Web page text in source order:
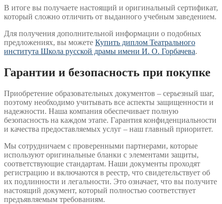
В итоге вы получаете настоящий и оригинальный сертификат,
который сложно отличить от выданного учебным заведением.
Для получения дополнительной информации о подобных
предложениях, вы можете Купить диплом Театрального
института Школа русской драмы имени И. О. Горбачева.
Гарантии и безопасность при покупке
Приобретение образовательных документов – серьезный шаг,
поэтому необходимо учитывать все аспекты защищенности и
надежности. Наша компания обеспечивает полную
безопасность на каждом этапе. Гарантия конфиденциальности
и качества предоставляемых услуг – наш главный приоритет.
Мы сотрудничаем с проверенными партнерами, которые
используют оригинальные бланки с элементами защиты,
соответствующие стандартам. Наши документы проходят
регистрацию и включаются в реестр, что свидетельствует об
их подлинности и легальности. Это означает, что вы получите
настоящий документ, который полностью соответствует
предъявляемым требованиям.